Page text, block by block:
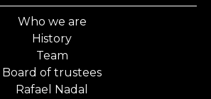
Who we are
History
Team
Board of trustees
Rafael Nadal